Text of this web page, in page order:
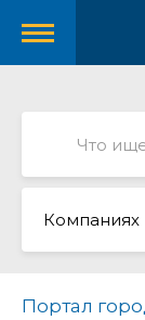
Компаниях
Портал